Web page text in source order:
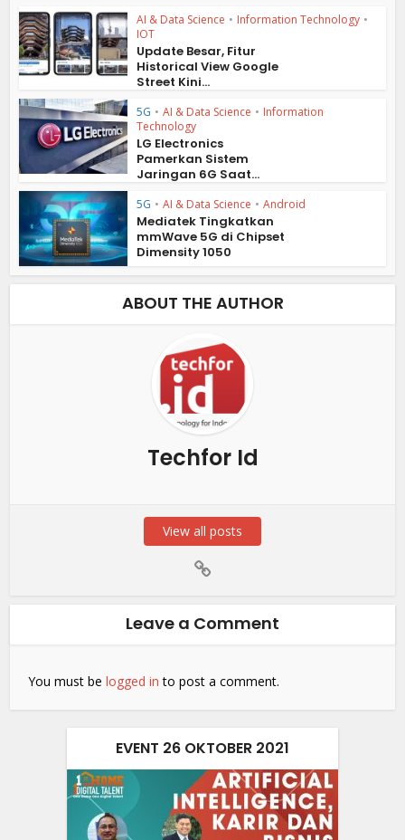
AI & Data Science • Information Technology •
IOT
Update Besar, Fitur
Historical View Google
Street Kini...
5G • AI & Data Science • Information
Technology
LG Electronics
Pamerkan Sistem
Jaringan 6G Saat...
5G • AI & Data Science • Android
Mediatek Tingkatkan
mmWave 5G di Chipset
Dimensity 1050
ABOUT THE AUTHOR
Techfor Id
View all posts
Leave a Comment
You must belogged in to post a comment.
EVENT 26 OKTOBER 2021